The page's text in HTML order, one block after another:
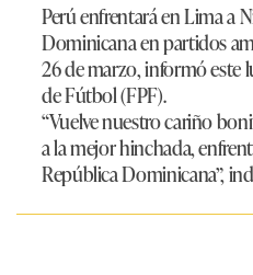
Perú enfrentará en Lima a
Dominicana en partidos
26 de marzo, informó este
de Fútbol (FPF).
“Vuelve nuestro cariño
a la mejor hinchada,
República Dominicana”,